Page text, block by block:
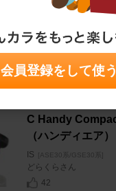
モール
5656(ゴロゴロ)さん
C Handy
（ハンディエア）
IS [ASE30系/GSE30系]
どらくらさん
42
会員登録をして使う